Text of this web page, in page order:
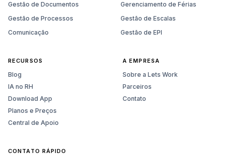
Gestão de Documentos
Gerenciamento de Férias
Gestão de Processos
Gestão de Escalas
Comunicação
Gestão de EPI
RECURSOS
Blog
IA no RH
Download App
Planos e Preços
Central de Apoio
A EMPRESA
Sobre a Lets Work
Parceiros
Contato
CONTATO RÁPIDO